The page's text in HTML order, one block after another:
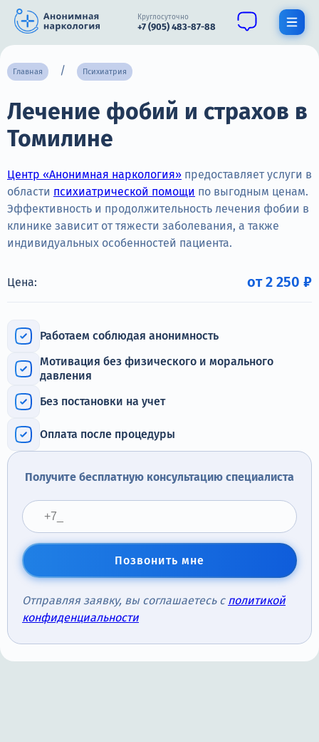
Круглосуточно
+7 (905) 483-87-88
О нас
Наркомания
Алкоголизм
Нарколог
Стационар
Терапия
Контакты
Круглосуточно, анонимно
+7 (905) 483-87-88
Адрес call-центра
Главная Психиатрия
Лечение фобий и страхов в
Томилине
Центр «Анонимная наркология» предоставляет услуги в
области психиатрической помощи по выгодным ценам.
Эффективность и продолжительность лечения фобии в
клинике зависит от тяжести заболевания, а также
индивидуальных особенностей пациента.
Цена: от 2 250 ₽
Работаем соблюдая анонимность
Мотивация без физического и морального
давления
Без постановки на учет
Оплата после процедуры
Получите бесплатную консультацию специалиста
Позвонить мне
Отправляя заявку, вы соглашаетесь с политикой
конфиденциальности